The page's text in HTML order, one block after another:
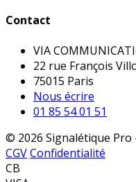
Contact
VIA
22 rue François
75015 Paris
Nous écrire
01 85 54 01 51
© 2026 Signalétique Pro
CGVConfidentialité
CB